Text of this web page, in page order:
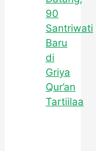
90
Santriwati
Baru
di
Griya
Qur’an
Tartiilaa